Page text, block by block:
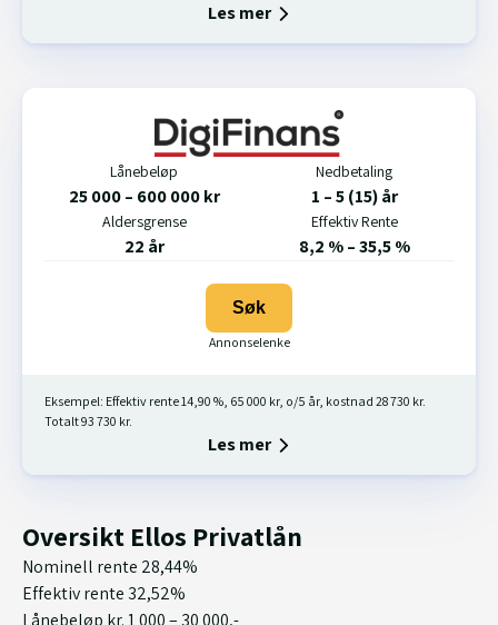
Les mer
Lånebeløp
25 000 – 600 000 kr
Nedbetaling
1 – 5 (15) år
Aldersgrense
22 år
Effektiv Rente
8,2 % – 35,5 %
Søk
Eksempel: Effektiv rente 14,90 %, 65 000 kr, o/5 år, kostnad 28 730 kr.
Totalt 93 730 kr.
Les mer
Oversikt Ellos Privatlån
Nominell rente 28,44%
Effektiv rente 32,52%
Lånebeløp kr. 1 000 – 30 000,-